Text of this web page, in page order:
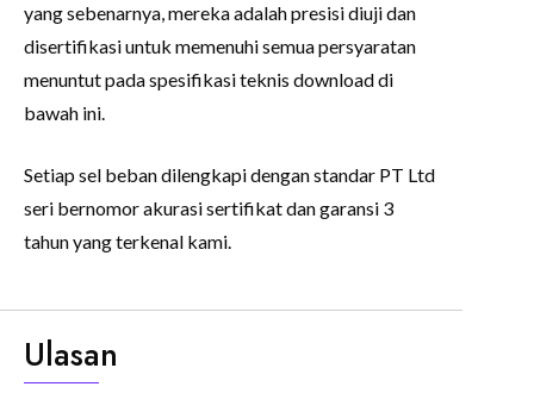
yang sebenarnya, mereka adalah presisi diuji dan
disertifikasi untuk memenuhi semua persyaratan
menuntut pada spesifikasi teknis download di
bawah ini.
Setiap sel beban dilengkapi dengan standar PT Ltd
seri bernomor akurasi sertifikat dan garansi 3
tahun yang terkenal kami.
Ulasan